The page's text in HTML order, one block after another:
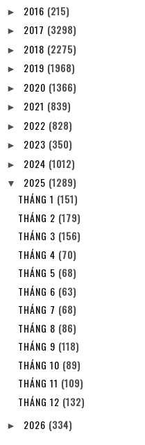
► 2016 (215)
► 2017 (3298)
► 2018 (2275)
► 2019 (1968)
► 2020 (1366)
► 2021 (839)
► 2022 (828)
► 2023 (350)
► 2024 (1012)
▼ 2025 (1289)
THÁNG 1 (151)
THÁNG 2 (179)
THÁNG 3 (156)
THÁNG 4 (70)
THÁNG 5 (68)
THÁNG 6 (63)
THÁNG 7 (68)
THÁNG 8 (86)
THÁNG 9 (118)
THÁNG 10 (89)
THÁNG 11 (109)
THÁNG 12 (132)
► 2026 (334)